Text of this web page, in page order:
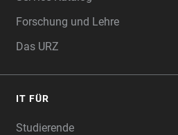
Forschung und Lehre
Das URZ
IT FÜR
Studierende